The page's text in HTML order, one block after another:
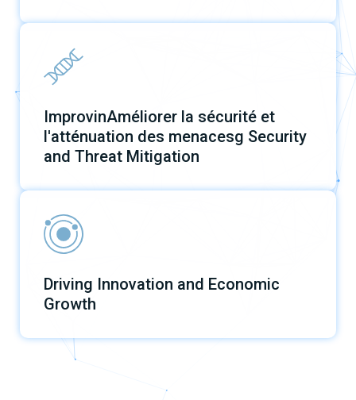
ImprovinAméliorer la sécurité et
l'atténuation des menacesg Security
and Threat Mitigation
Driving Innovation and Economic
Growth